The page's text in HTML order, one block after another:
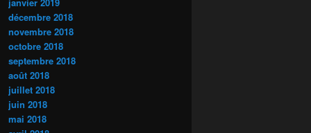
décembre 2018
novembre 2018
octobre 2018
septembre 2018
août 2018
juillet 2018
juin 2018
mai 2018